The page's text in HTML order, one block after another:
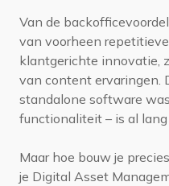
Van de
van voorheen
klantgerichte innovatie,
van content ervaringen.
standalone software
functionaliteit – is al
Maar hoe bouw je
je Digital Asset